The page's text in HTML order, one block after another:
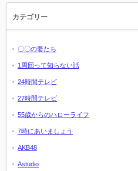
カテゴリー
〇〇の妻たち
1周回って知らない話
24時間テレビ
27時間テレビ
55歳からのハローライフ
7時にあいましょう
AKB48
Astudio